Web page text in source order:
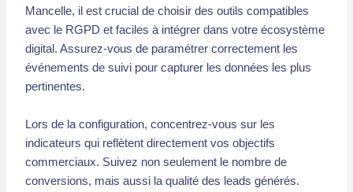
Mancelle, il est crucial de choisir des outils compatibles
avec le RGPD et faciles à intégrer dans votre écosystème
digital. Assurez-vous de paramétrer correctement les
événements de suivi pour capturer les données les plus
pertinentes.
Lors de la configuration, concentrez-vous sur les
indicateurs qui reflètent directement vos objectifs
commerciaux. Suivez non seulement le nombre de
conversions, mais aussi la qualité des leads générés.